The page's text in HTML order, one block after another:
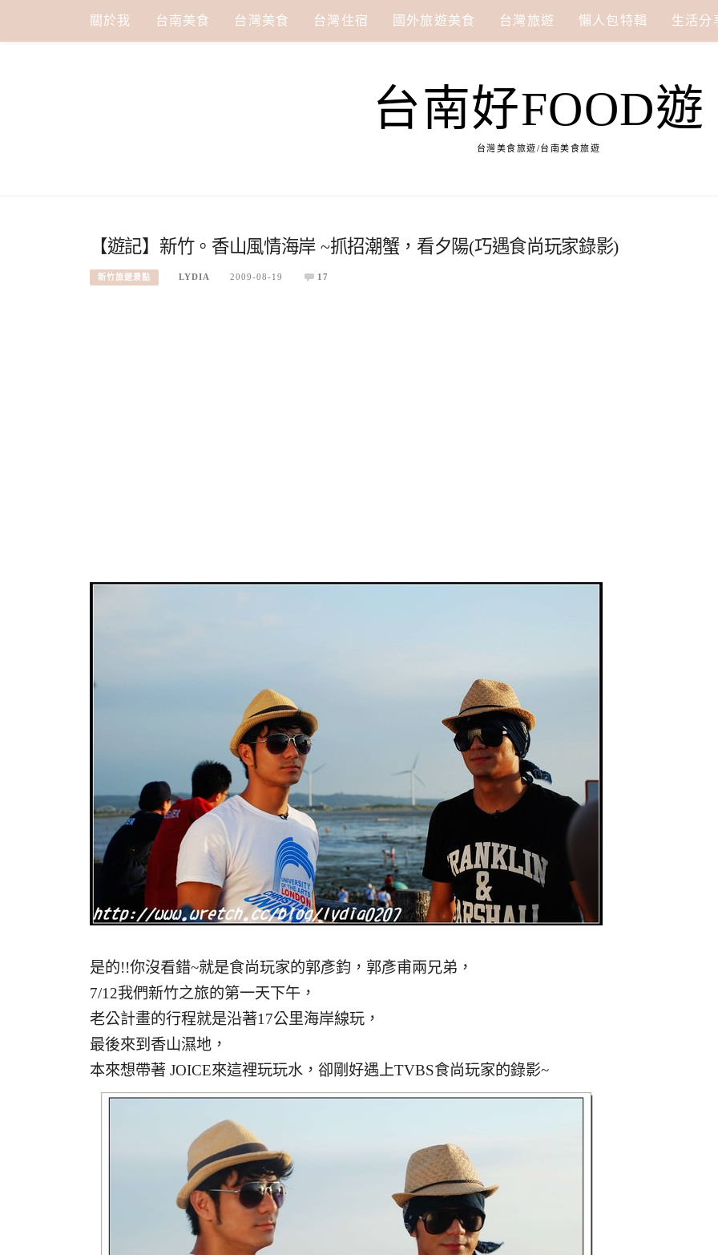
關於我 台南美食 台灣美食 台灣住宿 國外旅遊美食 台灣旅遊 懶人包特輯 生活分
台南好FOOD遊
台灣美食旅遊/台南美食旅遊
【遊記】新竹。香山風情海岸 ~抓招潮蟹，看夕陽(巧遇食尚玩家錄影)
新竹旅遊景點 LYDIA 2009-08-19 17
是的!!你沒看錯~就是食尚玩家的郭彥鈞，郭彥甫兩兄弟，
7/12我們新竹之旅的第一天下午，
老公計畫的行程就是沿著17公里海岸線玩，
最後來到香山濕地，
本來想帶著 JOICE來這裡玩玩水，卻剛好遇上TVBS食尚玩家的錄影~